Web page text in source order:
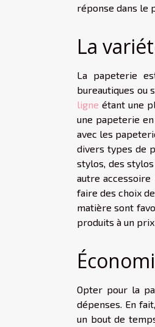
réponse dans le
La
La papeterie
bureautiques ou
ligne étant une
une papeterie
avec les
divers types de
stylos, des
autre accessoire
faire des choix
matière sont
produits à un
Opter pour la
dépenses. En
un bout de